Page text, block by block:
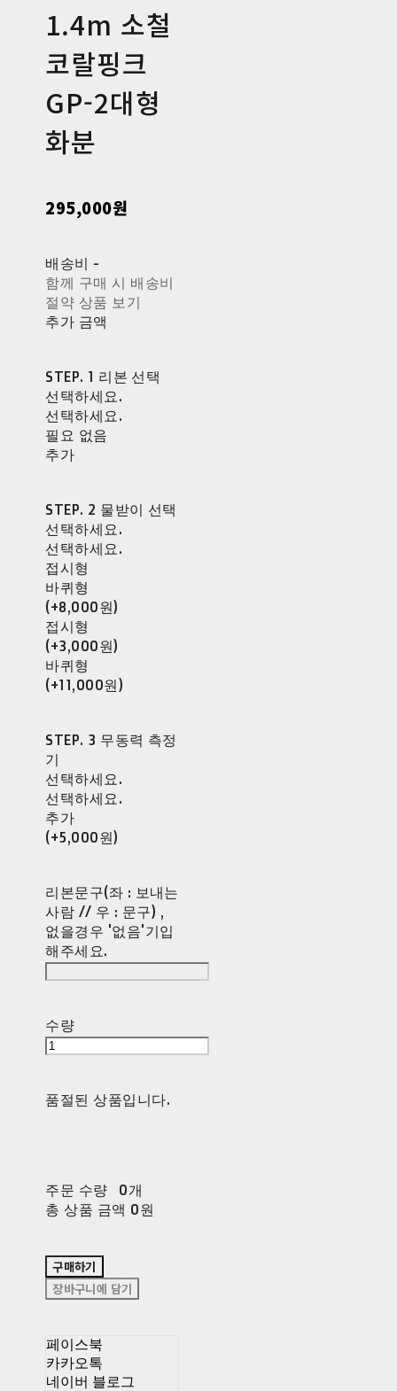
1.4m 소철
코랄핑크
GP-2대형
화분
295,000원
배송비 -
함께 구매 시 배송비
절약 상품 보기
추가 금액
STEP. 1 리본 선택
선택하세요.
선택하세요.
필요 없음
추가
STEP. 2 물받이 선택
선택하세요.
선택하세요.
접시형
바퀴형
(+8,000원)
접시형
(+3,000원)
바퀴형
(+11,000원)
STEP. 3 무동력 측정
기
선택하세요.
선택하세요.
추가
(+5,000원)
리본문구(좌 : 보내는
사람 // 우 : 문구) ,
없을경우 '없음'기입
해주세요.
수량
품절된 상품입니다.
주문 수량
0개
총 상품 금액 0원
구매하기
장바구니에 담기
페이스북
카카오톡
네이버 블로그